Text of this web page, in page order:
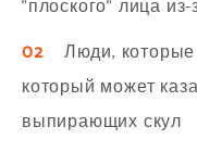
"плоского" лица
02Люди, которые
который может
выпирающих скул